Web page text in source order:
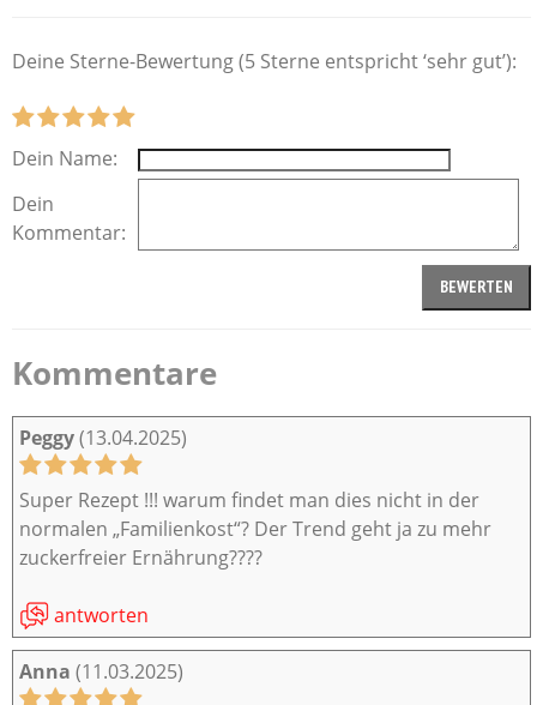
Deine Sterne-Bewertung (5 Sterne entspricht ‘sehr gut’):
Dein Name:
Dein
Kommentar:
Kommentare
Peggy(13.04.2025)
Super Rezept !!! warum findet man dies nicht in der
normalen „Familienkost“? Der Trend geht ja zu mehr
zuckerfreier Ernährung????
antworten
Anna (11.03.2025)